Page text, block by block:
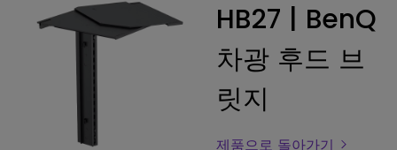
HB27 | BenQ
차광 후드 브
릿지
제품으로 돌아가기